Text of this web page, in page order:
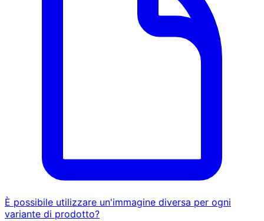
È possibile utilizzare un'immagine diversa per ogni
variante di prodotto?